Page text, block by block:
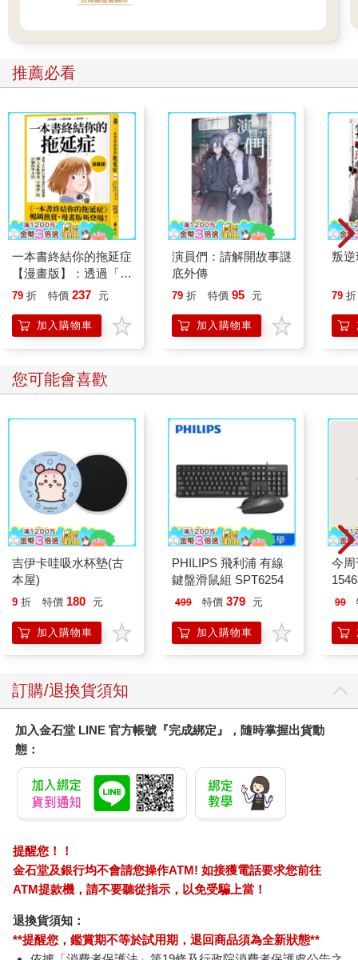
推薦必看
一本書終結你的拖延症
【漫畫版】：透過「小
行動」打開大腦的行動
「行動派」的37個科
學方法
79 折 特價 237 元
加入購物車
演員們：請解開故事謎
底外傳
79 折 特價 95 元
加入購物車
叛逆
79 折
您可能會喜歡
吉伊卡哇吸水杯墊(古
本屋)
9 折 特價 180 元
加入購物車
PHILIPS 飛利浦 有線
鍵盤滑鼠組 SPT6254
499 特價 379 元
加入購物車
今周
99
訂購/退換貨須知
加入金石堂 LINE 官方帳號『完成綁定』，隨時掌握出貨動
態：
提醒您！！
金石堂及銀行均不會請您操作ATM! 如接獲電話要求您前往
ATM提款機，請不要聽從指示，以免受騙上當！
退換貨須知：
**提醒您，鑑賞期不等於試用期，退回商品須為全新狀態**